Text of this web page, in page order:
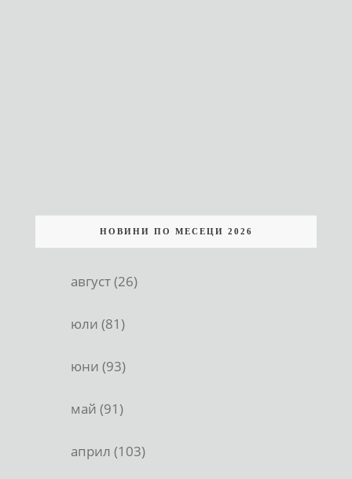
НОВИНИ ПО МЕСЕЦИ 2026
август (26)
юли (81)
юни (93)
май (91)
април (103)